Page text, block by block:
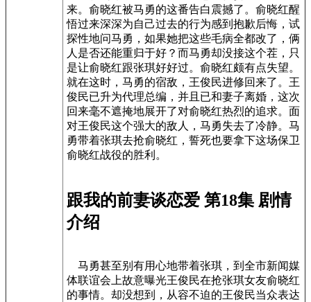
来。俞晓红被马勇的这番告白震撼了。俞晓红醒
悟过来深深为自己过去的行为感到抱歉后悔，试
探性地问马勇，如果她把这些毛病全都改了，俩
人是否还能重归于好？而马勇却没接这个茬，只
是让俞晓红跟张琪好好过。俞晓红颇有点失望。
就在这时，马勇的宿敌，王俊民进修回来了。王
俊民已升为代理总编，并且已和妻子离婚，这次
回来毫不遮掩地展开了对俞晓红热烈的追求。面
对王俊民这个强大的敌人，马勇失去了冷静。马
勇带着张琪去抢俞晓红，誓死也要拿下这场保卫
俞晓红战役的胜利。
跟我的前妻谈恋爱 第18集 剧情
介绍
马勇甚至别有用心地带着张琪，到全市新闻媒
体联谊会上故意曝光王俊民在抢张琪女友俞晓红
的事情。却没想到，从容不迫的王俊民当众表达